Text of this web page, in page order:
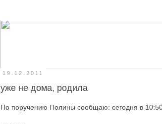
19.12.2011
уже не дома, родила
По поручению Полины сообщаю: сегодня в 10:50